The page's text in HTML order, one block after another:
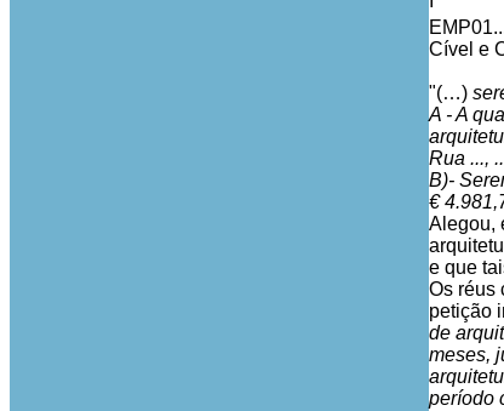
Cível e
"(…)
A - A
Rua ...,
B)-
€
Alegou,
e que
Os réus
petição
de
meses,
período